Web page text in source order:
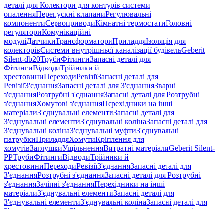
деталі для Колектори для контурів системи
опаленняПерепускні клапаниРегулювальні
компонентиСервоприводиКімнатні термостатиГоловні
регуляториКомунікаційні
модуліДатчикиТрансформаториПриладдяІзоляція для
колекторівСистеми внутрішньої каналізації будівельGeberit
Silent-db20ТрубиФітингиЗапасні деталі для
ФітингиВідводиТрійники й
хрестовиниПереходиРевізіїЗапасні деталі для
РевізіїЗ'єднанняЗапасні деталі для З'єднанняЗварні
з'єднанняРозтрубні з'єднанняЗапасні деталі для Розтрубні
з'єднанняХомутові з'єднанняПерехідники на інші
матеріалиЗ'єднувальні елементиЗапасні деталі для
З'єднувальні елементиЗ'єднувальні колінаЗапасні деталі для
З'єднувальні колінаЗ'єднувальні муфтиЗ'єднувальні
патрубкиПриладдяХомутиКріплення для
хомутівЗаглушкиУщільненняВитратні матеріалиGeberit Silent-
PPТрубиФітингиВідводиТрійники й
хрестовиниПереходиРевізіїЗ'єднанняЗапасні деталі для
З'єднанняРозтрубні з'єднанняЗапасні деталі для Розтрубні
з'єднанняЗачіпні з'єднанняПерехідники на інші
матеріалиЗ'єднувальні елементиЗапасні деталі для
З'єднувальні елементиЗ'єднувальні колінаЗапасні деталі для